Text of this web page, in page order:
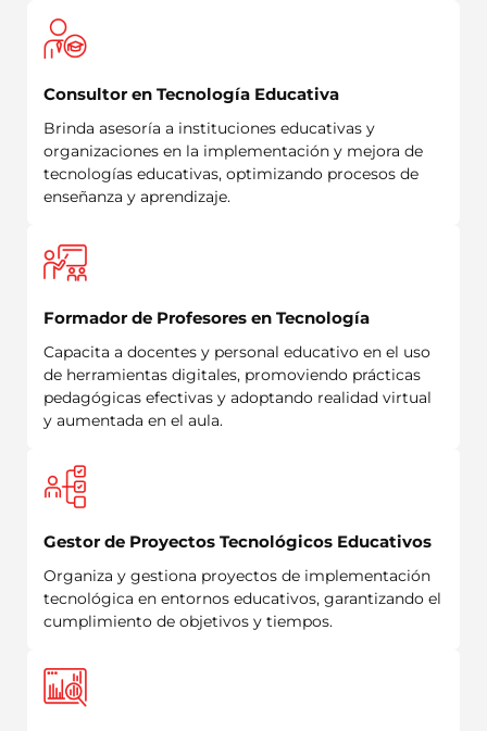
Consultor en Tecnología Educativa
Brinda asesoría a instituciones educativas y
organizaciones en la implementación y mejora de
tecnologías educativas, optimizando procesos de
enseñanza y aprendizaje.
Formador de Profesores en Tecnología
Capacita a docentes y personal educativo en el uso
de herramientas digitales, promoviendo prácticas
pedagógicas efectivas y adoptando realidad virtual
y aumentada en el aula.
Gestor de Proyectos Tecnológicos Educativos
Organiza y gestiona proyectos de implementación
tecnológica en entornos educativos, garantizando el
cumplimiento de objetivos y tiempos.